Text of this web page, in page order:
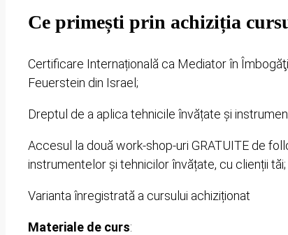
Ce primești prin achiziția
Certificare Internațională ca Mediator în
Feuerstein din Israel;
Dreptul de a aplica tehnicile învățate și
Accesul la două work-shop-uri GRATUITE de
instrumentelor și tehnicilor învățate, cu clienții tăi;
Varianta înregistrată a cursului achiziționat
Materiale de curs: